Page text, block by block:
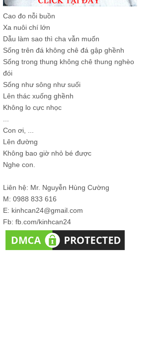
Cao đo nỗi buồn
Xa nuôi chí lớn
Dẫu làm sao thì cha vẫn muốn
Sống trên đá không chê đá gập ghềnh
Sống trong thung không chê thung nghèo
đói
Sống như sông như suối
Lên thác xuống ghềnh
Không lo cực nhọc
Con ơi, ...
Lên đường
Không bao giờ nhỏ bé được
Nghe con.
Liên hệ: Mr. Nguyễn Hùng Cường
M: 0988 833 616
E: kinhcan24@gmail.com
Fb: fb.com/kinhcan24